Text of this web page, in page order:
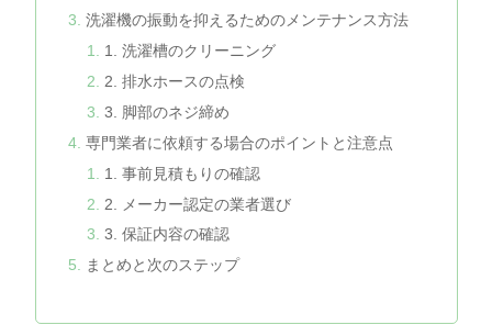
洗濯機の振動を抑えるためのメンテナンス方法
1. 洗濯槽のクリーニング
2. 排水ホースの点検
3. 脚部のネジ締め
専門業者に依頼する場合のポイントと注意点
1. 事前見積もりの確認
2. メーカー認定の業者選び
3. 保証内容の確認
まとめと次のステップ